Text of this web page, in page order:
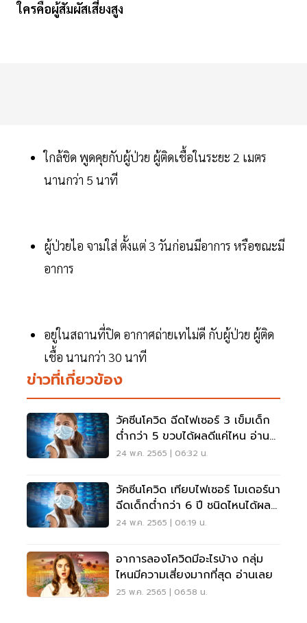
ใครคือผู้สัมผัสเสี่ยงสูง
ใกล้ชิด พูดคุยกับผู้ป่วย ผู้ติดเชื้อในระยะ 2 เมตร
นานกว่า 5 นาที
ผู้ป่วยไอ จามใส่ ตั้งแต่ 3 วันก่อนมีอาการ หรือขณะมี
อาการ
อยู่ในสถานที่ปิด อากาศถ่ายเทไม่ดี กับผู้ป่วย ผู้ติด
เชื้อ นานกว่า 30 นาที
ข่าวที่เกี่ยวข้อง
วัคซีนโควิด ฉีดไฟเซอร์ 3 เข็มเด็ก
ต่ำกว่า 5 ขวบได้ผลดีแค่ไหน อ่าน
เลย
24 พ.ค. 2565 | 06:32 น.
วัคซีนโควิด เทียบไฟเซอร์ โมเดอร์นา
ฉีดเด็กต่ำกว่า 6 ปี ชนิดไหนได้ผลดี
เช็กเลย
24 พ.ค. 2565 | 06:19 น.
อาการลองโควิดมีอะไรบ้าง กลุ่ม
ไหนมีความเสี่ยงมากที่สุด อ่านเลย
25 พ.ค. 2565 | 06:58 น.